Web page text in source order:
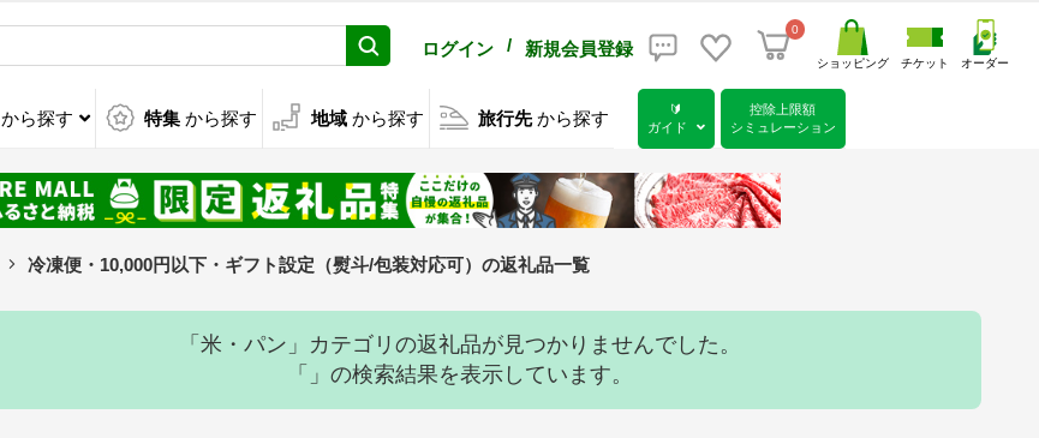
ログイン / 新規会員登録
0
ショッピング チケット オーダー
から探す 特集 から探す 地域 から探す 旅行先 から探す
🔰
ガイド
控除上限額
シミュレーション
冷凍便・10,000円以下・ギフト設定（熨斗/包装対応可）の返礼品一覧
「米・パン」カテゴリの返礼品が見つかりませんでした。
「」の検索結果を表示しています。